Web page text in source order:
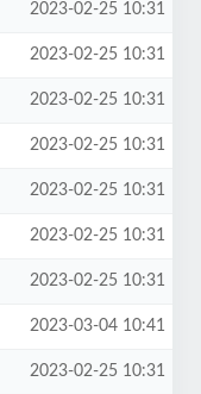
2023-02-25 10:31
2023-02-25 10:31
2023-02-25 10:31
2023-02-25 10:31
2023-02-25 10:31
2023-02-25 10:31
2023-02-25 10:31
2023-03-04 10:41
2023-02-25 10:31